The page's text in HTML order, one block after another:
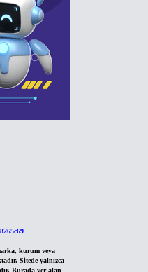
kurum veya
Sitede yalnızca